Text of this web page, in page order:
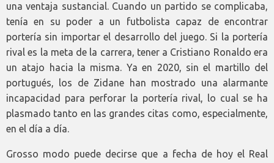
una ventaja sustancial. Cuando un partido se complicaba,
tenía en su poder a un futbolista capaz de encontrar
portería sin importar el desarrollo del juego. Si la portería
rival es la meta de la carrera, tener a Cristiano Ronaldo era
un atajo hacia la misma. Ya en 2020, sin el martillo del
portugués, los de Zidane han mostrado una alarmante
incapacidad para perforar la portería rival, lo cual se ha
plasmado tanto en las grandes citas como, especialmente,
en el día a día.
Grosso modo puede decirse que a fecha de hoy el Real